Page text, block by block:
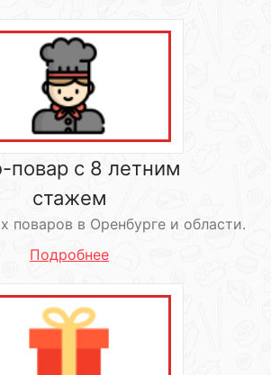
с 8 летним
стажем
поваров в Оренбурге и области.
Подробнее